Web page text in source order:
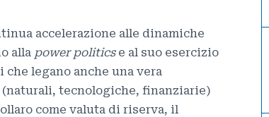
accelerazione alle dinamiche
alla power politicse al suo esercizio
legano anche una vera
tecnologiche, finanziarie)
come valuta di riserva, il